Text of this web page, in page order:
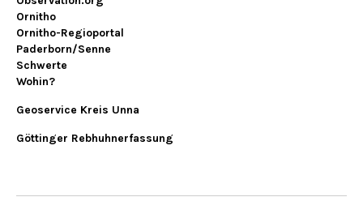
Ornitho
Ornitho-Regioportal
Paderborn/Senne
Schwerte
Wohin?
Geoservice Kreis Unna
Göttinger Rebhuhnerfassung